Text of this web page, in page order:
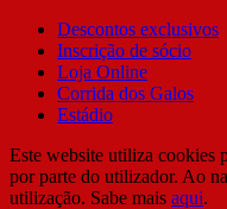
Descontos exclusivos
Inscrição de sócio
Loja Online
Corrida dos Galos
Estádio
Este website utiliza cookies
por parte do utilizador. Ao
utilização. Sabe mais aqui.